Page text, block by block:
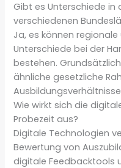
Gibt es Unterschiede in
verschiedenen
Ja, es können
Unterschiede bei der
bestehen.
ähnliche gesetzliche
Wie wirkt sich die
Probezeit aus?
Digitale Technologien
Bewertung von
digitale Feedbacktools